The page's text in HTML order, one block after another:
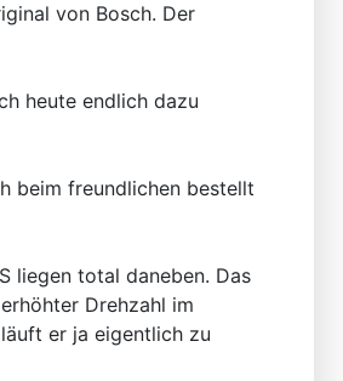
von Bosch. Der
heute endlich dazu
beim freundlichen bestellt
liegen total daneben. Das
Drehzahl im
er ja eigentlich zu